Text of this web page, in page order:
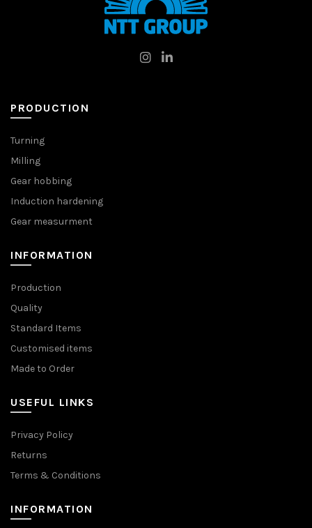
PRODUCTION
Turning
Milling
Gear hobbing
Induction hardening
Gear measurment
INFORMATION
Production
Quality
Standard Items
Customised items
Made to Order
USEFUL LINKS
Privacy Policy
Returns
Terms & Conditions
INFORMATION